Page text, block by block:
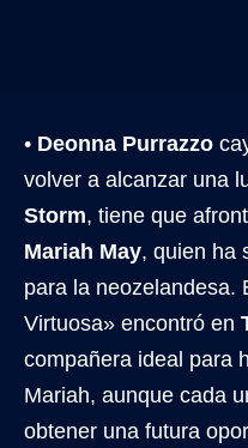
• Deonna Purrazzo
volver a alcanzar una
Storm, tiene que
Mariah May, quien ha
para la neozelandesa.
Virtuosa» encontró en
compañera ideal para
Mariah, aunque cada
obtener una futura